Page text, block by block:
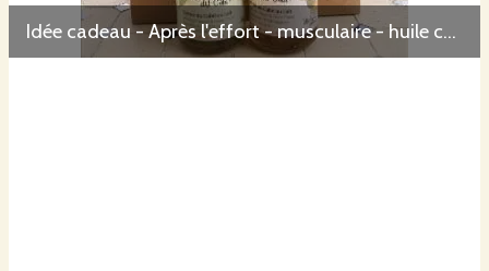
Idée cadeau - Après l'effort - musculaire - huile consoude + huile millepertuis